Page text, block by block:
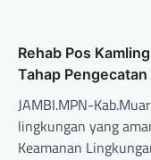
Rehab Pos
Tahap
JAMBI.MPN-
lingkungan yang
Keamanan